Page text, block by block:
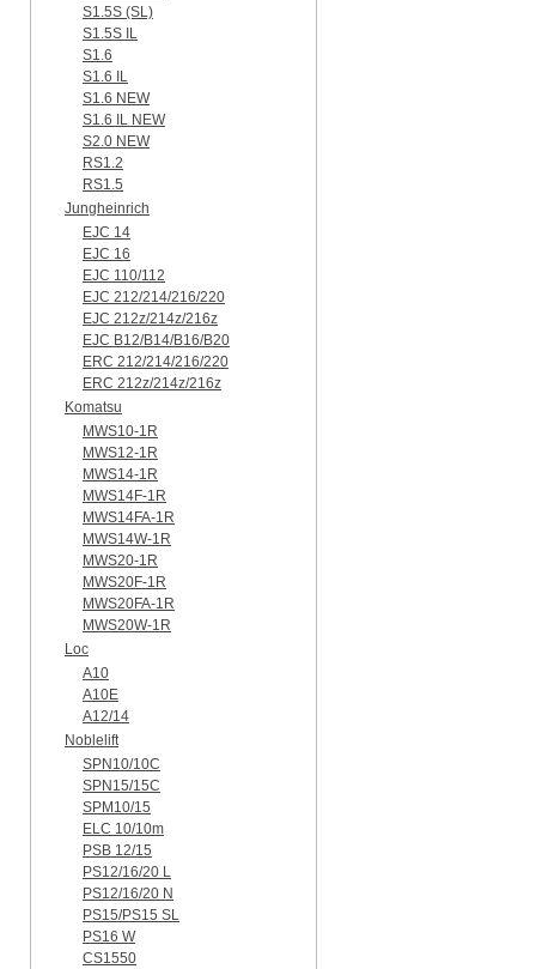
S1.5S (SL)
S1.5S IL
S1.6
S1.6 IL
S1.6 NEW
S1.6 IL NEW
S2.0 NEW
RS1.2
RS1.5
Jungheinrich
EJC 14
EJC 16
EJC 110/112
EJC 212/214/216/220
EJC 212z/214z/216z
EJC B12/B14/B16/B20
ERC 212/214/216/220
ERC 212z/214z/216z
Komatsu
MWS10-1R
MWS12-1R
MWS14-1R
MWS14F-1R
MWS14FA-1R
MWS14W-1R
MWS20-1R
MWS20F-1R
MWS20FA-1R
MWS20W-1R
Loc
A10
A10E
A12/14
Noblelift
SPN10/10C
SPN15/15C
SPM10/15
ELC 10/10m
PSB 12/15
PS12/16/20 L
PS12/16/20 N
PS15/PS15 SL
PS16 W
CS1550